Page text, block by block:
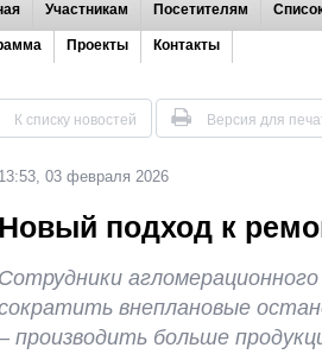
Участникам Посетителям
Проекты Контакты
К списку новостей Версия для
13:53, 03 февраля 2026
Новый подход к
Сотрудники
внеплановые
производить больше